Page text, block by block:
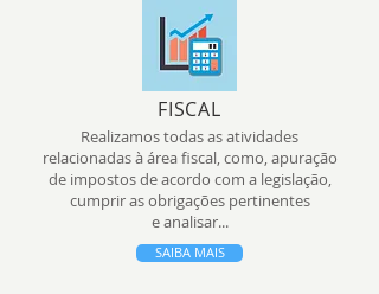
Realizamos todas as atividades
relacionadas à área fiscal, como, apuração
de impostos de acordo com a legislação,
cumprir as obrigações pertinentes
e analisar...
FISCAL
SAIBA MAIS